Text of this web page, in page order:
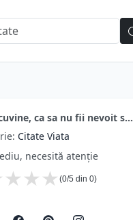
ca sa nu fii nevoit s...
Citate Viata
necesită atenție
★
★
★ (0/5 din 0)